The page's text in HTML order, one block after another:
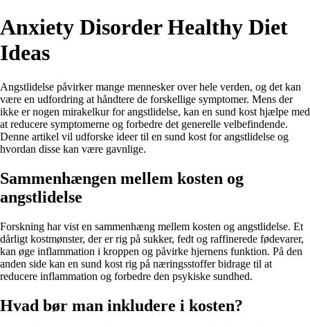
Anxiety Disorder Healthy Diet
Ideas
Angstlidelse påvirker mange mennesker over hele verden, og det kan
være en udfordring at håndtere de forskellige symptomer. Mens der
ikke er nogen mirakelkur for angstlidelse, kan en sund kost hjælpe med
at reducere symptomerne og forbedre det generelle velbefindende.
Denne artikel vil udforske ideer til en sund kost for angstlidelse og
hvordan disse kan være gavnlige.
Sammenhængen mellem kosten og
angstlidelse
Forskning har vist en sammenhæng mellem kosten og angstlidelse. Et
dårligt kostmønster, der er rig på sukker, fedt og raffinerede fødevarer,
kan øge inflammation i kroppen og påvirke hjernens funktion. På den
anden side kan en sund kost rig på næringsstoffer bidrage til at
reducere inflammation og forbedre den psykiske sundhed.
Hvad bør man inkludere i kosten?